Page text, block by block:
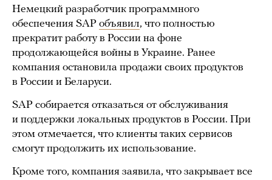
Немецкий разработчик программного
обеспечения SAP объявил, что полностью
прекратит работу в России на фоне
продолжающейся войны в Украине. Ранее
компания остановила продажи своих продуктов
в России и Беларуси.
SAP собирается отказаться от обслуживания
и поддержки локальных продуктов в России. При
этом отмечается, что клиенты таких сервисов
смогут продолжить их использование.
Кроме того, компания заявила, что закрывает все